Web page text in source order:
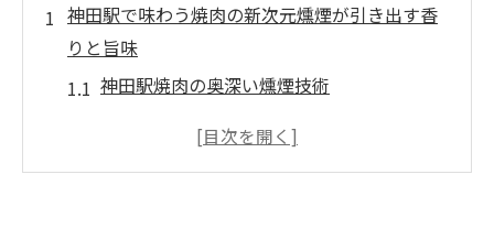
神田駅で味わう焼肉の新次元燻煙が引き出す香
りと旨味
神田駅焼肉の奥深い燻煙技術
燻煙がもたらす肉の風味再発見